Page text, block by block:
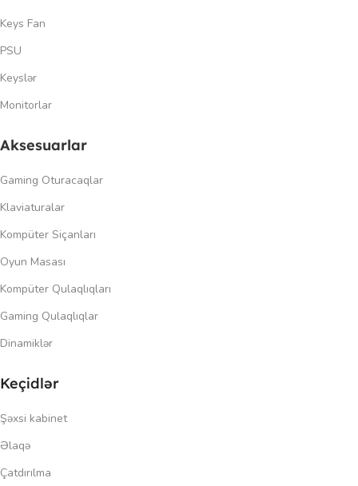
Keys Fan
PSU
Keyslər
Monitorlar
Aksesuarlar
Gaming Oturacaqlar
Klaviaturalar
Kompüter Siçanları
Oyun Masası
Kompüter Qulaqlıqları
Gaming Qulaqlıqlar
Dinamiklər
Keçidlər
Şəxsi kabinet
Əlaqə
Çatdırılma